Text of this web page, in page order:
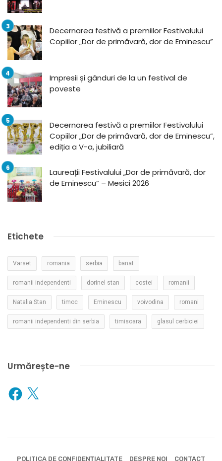
Decernarea festivă a premiilor Festivalului
Copiilor „Dor de primăvară, dor de Eminescu”
Impresii și gânduri de la un festival de
poveste
Decernarea festivă a premiilor Festivalului
Copiilor „Dor de primăvară, dor de Eminescu”,
ediția a V-a, jubiliară
Laureații Festivalului „Dor de primăvară, dor
de Eminescu” – Mesici 2026
Etichete
Varset romania serbia banat
romanii independenti dorinel stan costei romanii
Natalia Stan timoc Eminescu voivodina romani
romanii independenti din serbia timisoara glasul cerbiciei
Urmărește-ne
Facebook
X
POLITICA DE CONFIDENȚIALITATE DESPRE NOI CONTACT